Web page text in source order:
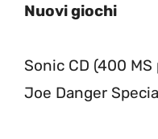
Nuovi giochi
Sonic CD (400
Joe Danger